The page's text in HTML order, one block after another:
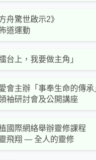
舟驚世啟示2》
道運動
台上，我要做主角」
會主辦「事奉生命的傳承
袖研討會及公開講座
國際網絡舉辦靈修課程
飛翔 — 全人的靈修